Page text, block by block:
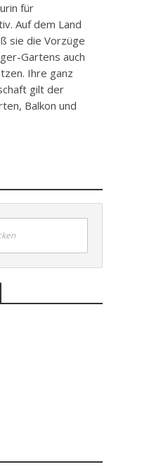
für
Auf dem Land
sie die Vorzüge
Gartens auch
Ihre ganz
gilt der
Balkon und